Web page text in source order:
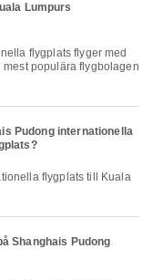
Lumpurs
flygplats flyger med
mest populära flygbolagen
Pudong internationella
Shanghais Pudong